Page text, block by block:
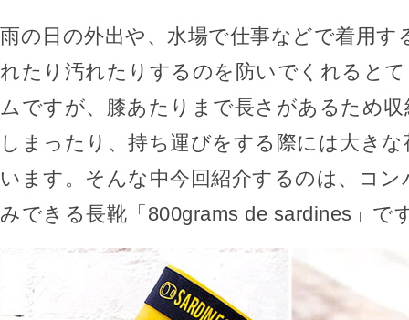
雨の日の外出や、水場で仕事などで着用す
れたり汚れたりするのを防いでくれると
ムですが、膝あたりまで長さがあるため
しまったり、持ち運びをする際には大き
います。そんな中今回紹介するのは、コ
みできる長靴「800grams de sardines」で